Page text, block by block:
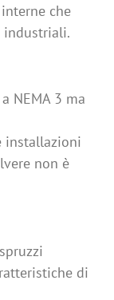
che
industriali.
NEMA 3 ma
installazioni
non è
di